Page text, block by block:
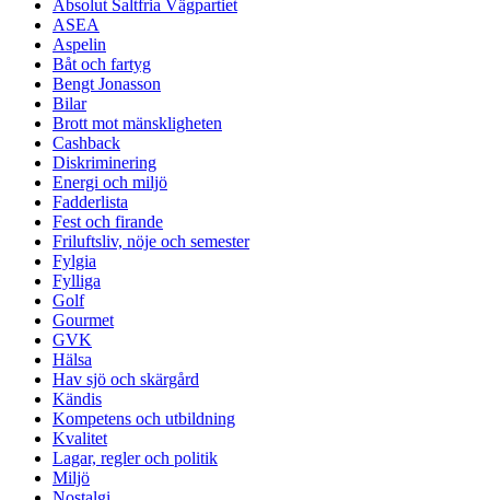
Absolut Saltfria Vägpartiet
ASEA
Aspelin
Båt och fartyg
Bengt Jonasson
Bilar
Brott mot mänskligheten
Cashback
Diskriminering
Energi och miljö
Fadderlista
Fest och firande
Friluftsliv, nöje och semester
Fylgia
Fylliga
Golf
Gourmet
GVK
Hälsa
Hav sjö och skärgård
Kändis
Kompetens och utbildning
Kvalitet
Lagar, regler och politik
Miljö